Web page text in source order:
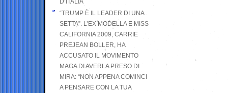
D’ITALIA
“TRUMP È IL LEADER DI UNA
SETTA”. L’EX MODELLA E MISS
CALIFORNIA 2009, CARRIE
PREJEAN BOLLER, HA
ACCUSATO IL MOVIMENTO
MAGA DI AVERLA PRESO DI
MIRA: “NON APPENA COMINCI
A PENSARE CON LA TUA